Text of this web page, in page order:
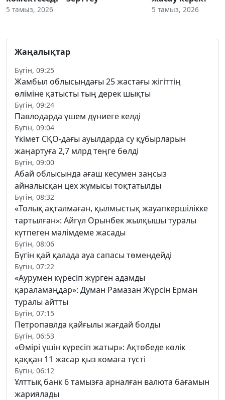
5 тамыз, 2026 5 тамыз, 2026
Жаңалықтар
Бүгін, 09:25
Жамбыл облысындағы 25 жастағы жігіттің
өліміне қатысты тың дерек шықты
Бүгін, 09:24
Павлодарда үшем дүниеге келді
Бүгін, 09:04
Үкімет СҚО-дағы ауылдарда су құбырларын
жаңартуға 2,7 млрд теңге бөлді
Бүгін, 09:00
Абай облысында ағаш кесумен заңсыз
айналысқан цех жұмысы тоқтатылды
Бүгін, 08:32
«Толық ақталмаған, қылмыстық жауапкершілікке
тартылған»: Айгүл Орынбек жылқышы туралы
күтпеген мәлімдеме жасады
Бүгін, 08:06
Бүгін қай қалада ауа сапасы төмендейді
Бүгін, 07:22
«Аурумен күресіп жүрген адамды
қараламаңдар»: Думан Рамазан Жүрсін Ерман
туралы айтты
Бүгін, 07:15
Петропавлда қайғылы жағдай болды
Бүгін, 06:53
«Өмірі үшін күресіп жатыр»: Ақтөбеде көлік
қаққан 11 жасар қыз комаға түсті
Бүгін, 06:12
Ұлттық банк 6 тамызға арналған валюта бағамын
жариялады